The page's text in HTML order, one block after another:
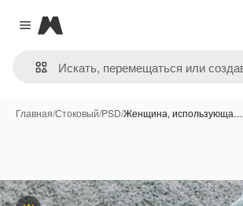
Close menu
Magnific
Главная/Стоковый/PSD/Женщина, использующа…